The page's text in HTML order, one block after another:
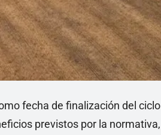
fecha de finalización del ciclo
previstos por la normativa,